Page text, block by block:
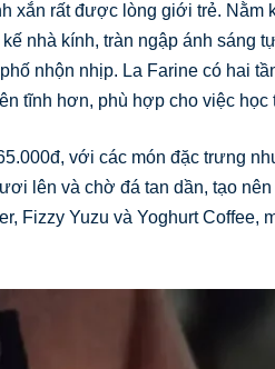
xắn rất được lòng giới trẻ. Nằm
nhà kính, tràn ngập ánh sáng
nhộn nhịp. La Farine có hai
tĩnh hơn, phù hợp cho việc học
với các món đặc trưng
lên và chờ đá tan dần, tạo nên
Fizzy Yuzu và Yoghurt Coffee,